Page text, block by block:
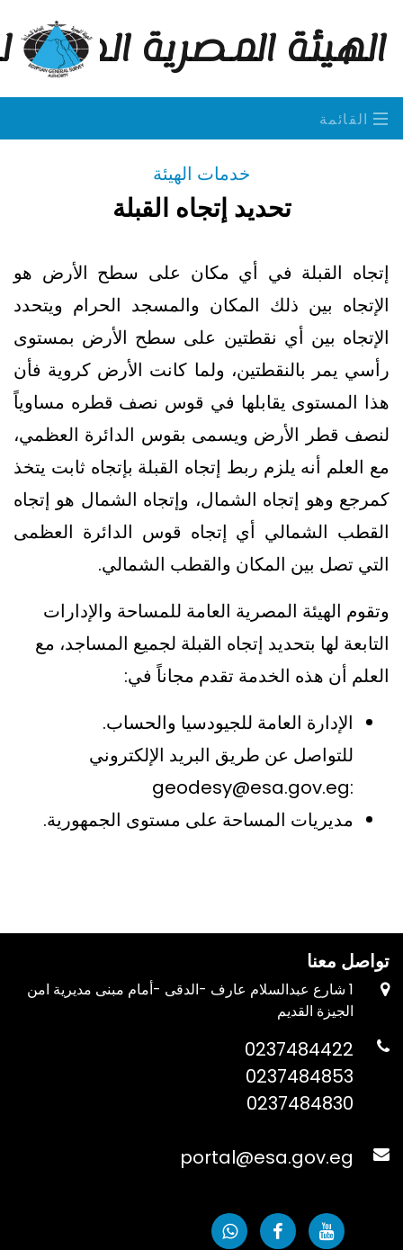
الهيئة المصرية
القائمة
خدمات الهيئة
تحديد إتجاه القبلة
إتجاه القبلة في أي مكان على سطح الأرض هو
الإتجاه بين ذلك المكان والمسجد الحرام ويتحدد
الإتجاه بين أي نقطتين على سطح الأرض بمستوى
رأسي يمر بالنقطتين، ولما كانت الأرض كروية فأن
هذا المستوى يقابلها في قوس نصف قطره مساوياً
لنصف قطر الأرض ويسمى بقوس الدائرة العظمي،
مع العلم أنه يلزم ربط إتجاه القبلة بإتجاه ثابت يتخذ
كمرجع وهو إتجاه الشمال، وإتجاه الشمال هو إتجاه
القطب الشمالي أي إتجاه قوس الدائرة العظمى
التي تصل بين المكان والقطب الشمالي.
وتقوم الهيئة المصرية العامة للمساحة والإدارات
التابعة لها بتحديد إتجاه القبلة لجميع المساجد، مع
العلم أن هذه الخدمة تقدم مجاناً في:
الإدارة العامة للجيودسيا والحساب.
للتواصل عن طريق البريد الإلكتروني
:
geodesy@esa.gov.eg
مديريات المساحة على مستوى الجمهورية.
تواصل معنا
1 شارع عبدالسلام عارف -الدقى -أمام مبنى مديرية امن
الجيزة القديم
0237484422
0237484853
0237484830
portal@esa.gov.eg